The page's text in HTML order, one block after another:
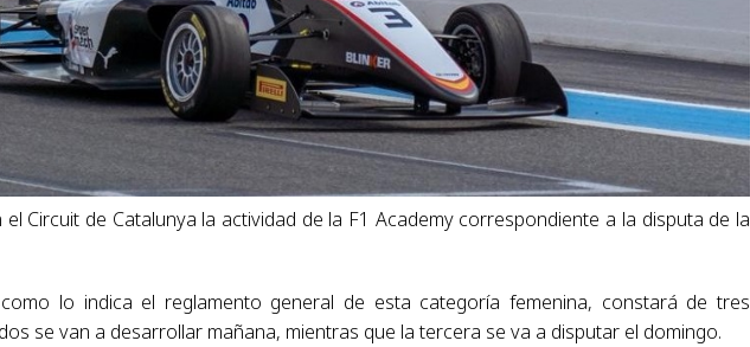
Circuit de Catalunya la actividad de la F1 Academy correspondiente a la disputa de la
lo indica el reglamento general de esta categoría femenina, constará de tres
se van a desarrollar mañana, mientras que la tercera se va a disputar el domingo.